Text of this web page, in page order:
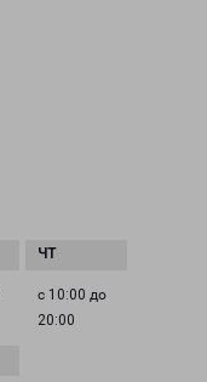
с 10:00 до
20:00